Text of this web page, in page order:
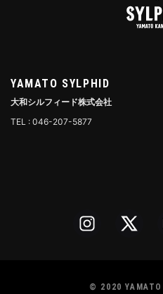
YAMATO SYLPHID
大和シルフィード株式会社
TEL : 046-207-5877
© 2020